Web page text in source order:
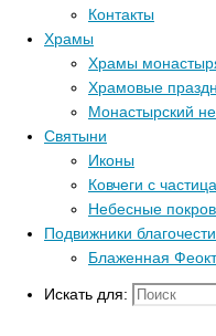
Контакты
Храмы
Храмы
Храмовые
Монастырский
Святыни
Иконы
Ковчеги с
Небесные
Подвижники
Блаженная
Искать для:
Главная
страница
Популярные записи
Блаженная
Контакты
Для паломников
История
Заказать требы
Святыни